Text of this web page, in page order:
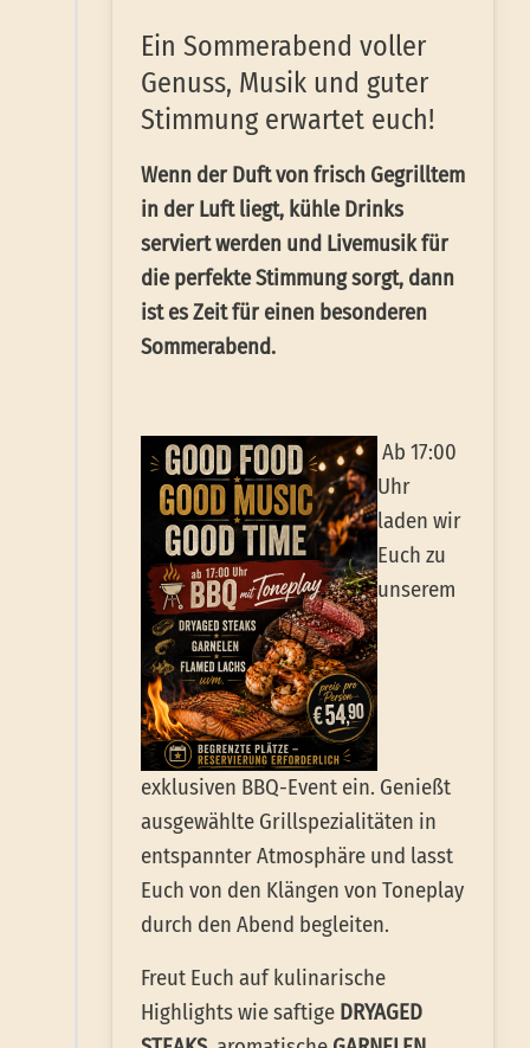
Ein Sommerabend voller
Genuss, Musik und guter
Stimmung erwartet euch!
Wenn der Duft von frisch Gegrilltem
in der Luft liegt, kühle Drinks
serviert werden und Livemusik für
die perfekte Stimmung sorgt, dann
ist es Zeit für einen besonderen
Sommerabend.
Ab 17:00
Uhr
laden wir
Euch zu
unserem
exklusiven BBQ-Event ein. Genießt
ausgewählte Grillspezialitäten in
entspannter Atmosphäre und lasst
Euch von den Klängen von Toneplay
durch den Abend begleiten.
Freut Euch auf kulinarische
Highlights wie saftige DRYAGED